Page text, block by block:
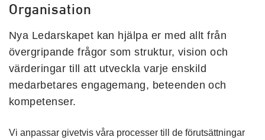
Organisation
Nya Ledarskapet kan hjälpa er med allt från
övergripande frågor som struktur, vision och
värderingar till att utveckla varje enskild
medarbetares engagemang, beteenden och
kompetenser.
Vi anpassar givetvis våra processer till de förutsättningar